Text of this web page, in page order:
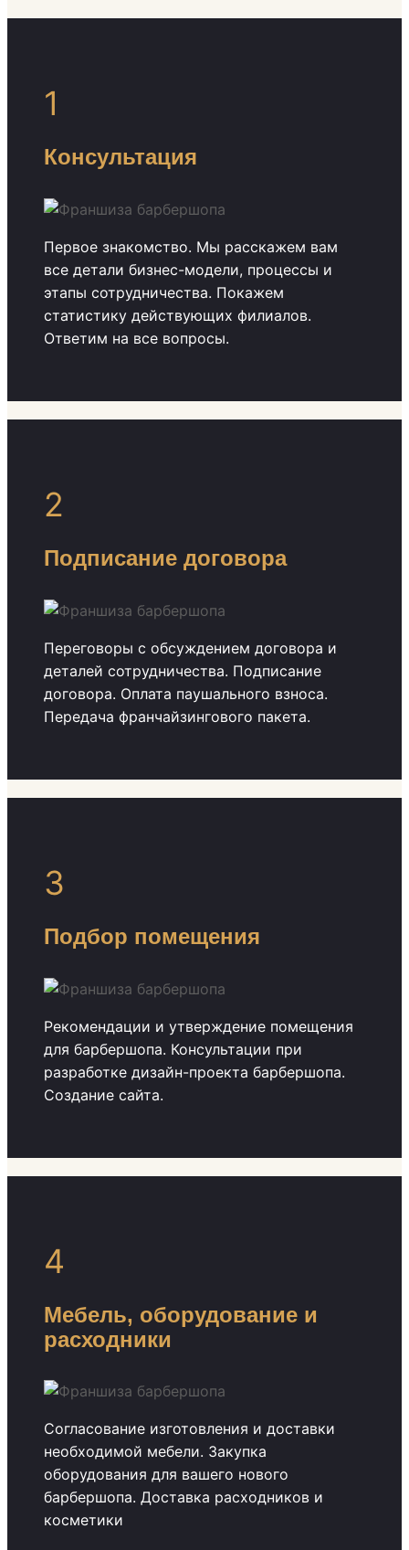
1
Консультация
Первое знакомство. Мы расскажем вам
все детали бизнес-модели, процессы и
этапы сотрудничества. Покажем
статистику действующих филиалов.
Ответим на все вопросы.
2
Подписание договора
Переговоры с обсуждением договора и
деталей сотрудничества. Подписание
договора. Оплата паушального взноса.
Передача франчайзингового пакета.
3
Подбор помещения
Рекомендации и утверждение помещения
для барбершопа. Консультации при
разработке дизайн-проекта барбершопа.
Создание сайта.
4
Мебель, оборудование и
расходники
Согласование изготовления и доставки
необходимой мебели. Закупка
оборудования для вашего нового
барбершопа. Доставка расходников и
косметики